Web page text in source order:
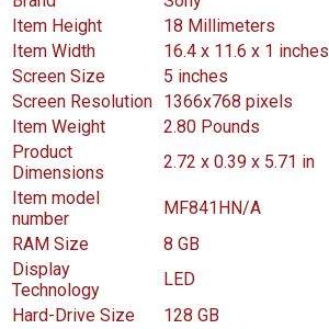
Item Height
18 Millimeters
Item Width
16.4 x 11.6 x 1 inches
Screen Size
5 inches
Screen Resolution 1366x768 pixels
Item Weight
2.80 Pounds
Product
Dimensions
2.72 x 0.39 x 5.71 in
Item model
number
MF841HN/A
RAM Size
8 GB
Display
Technology
LED
Hard-Drive Size
128 GB